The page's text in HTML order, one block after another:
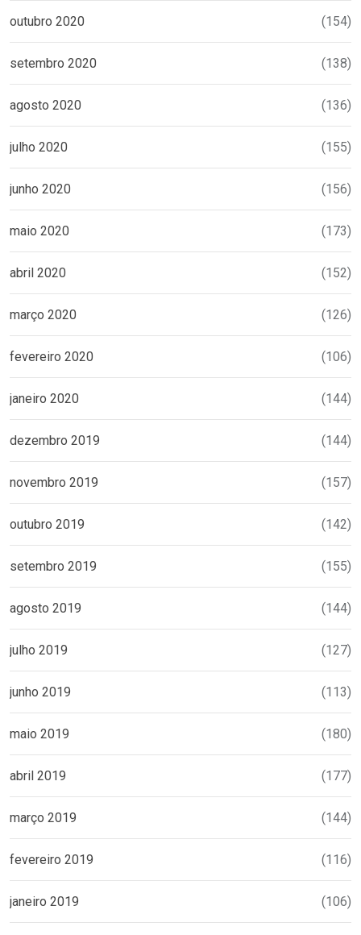
outubro 2020 (154)
setembro 2020 (138)
agosto 2020 (136)
julho 2020 (155)
junho 2020 (156)
maio 2020 (173)
abril 2020 (152)
março 2020 (126)
fevereiro 2020 (106)
janeiro 2020 (144)
dezembro 2019 (144)
novembro 2019 (157)
outubro 2019 (142)
setembro 2019 (155)
agosto 2019 (144)
julho 2019 (127)
junho 2019 (113)
maio 2019 (180)
abril 2019 (177)
março 2019 (144)
fevereiro 2019 (116)
janeiro 2019 (106)